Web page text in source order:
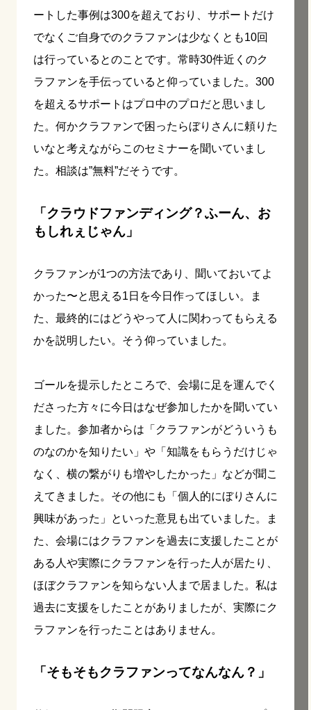
ートした事例は300を超えており、サポートだけ
でなくご自身でのクラファンは少なくとも10回
は行っているとのことです。常時30件近くのク
ラファンを手伝っていると仰っていました。300
を超えるサポートはプロ中のプロだと思いまし
た。何かクラファンで困ったらぼりさんに頼りた
いなと考えながらこのセミナーを聞いていまし
た。相談は”無料”だそうです。
「クラウドファンディング？ふーん、お
もしれぇじゃん」
クラファンが1つの方法であり、聞いておいてよ
かった〜と思える1日を今日作ってほしい。ま
た、最終的にはどうやって人に関わってもらえる
かを説明したい。そう仰っていました。
ゴールを提示したところで、会場に足を運んでく
ださった方々に今日はなぜ参加したかを聞いてい
ました。参加者からは「クラファンがどういうも
のなのかを知りたい」や「知識をもらうだけじゃ
なく、横の繋がりも増やしたかった」などが聞こ
えてきました。その他にも「個人的にぼりさんに
興味があった」といった意見も出ていました。ま
た、会場にはクラファンを過去に支援したことが
ある人や実際にクラファンを行った人が居たり、
ほぼクラファンを知らない人まで居ました。私は
過去に支援をしたことがありましたが、実際にク
ラファンを行ったことはありません。
「そもそもクラファンってなんなん？」